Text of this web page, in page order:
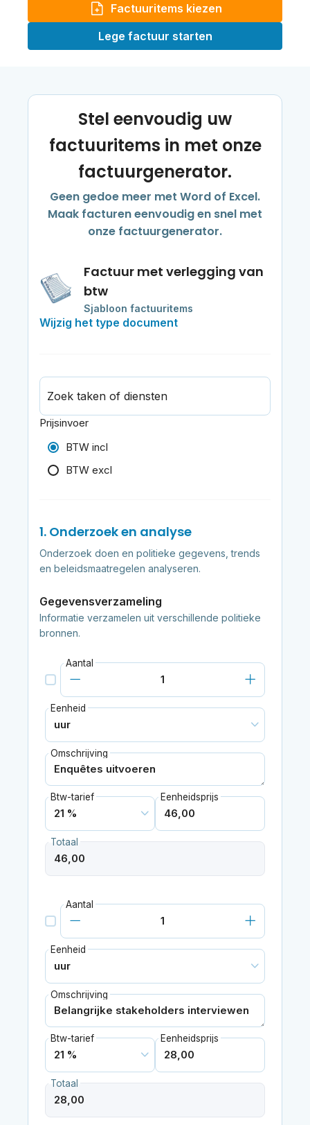
Factuuritems kiezen
Lege factuur starten
Stel eenvoudig uw
factuuritems in met onze
factuurgenerator.
Geen gedoe meer met Word of Excel.
Maak facturen eenvoudig en snel met
onze factuurgenerator.
Factuur met verlegging van
btw
Sjabloon factuuritems
Wijzig het type document
Zoek taken of diensten
Prijsinvoer
BTW incl
BTW excl
1. Onderzoek en analyse
Onderzoek doen en politieke gegevens, trends
en beleidsmaatregelen analyseren.
Gegevensverzameling
Informatie verzamelen uit verschillende politieke
bronnen.
Aantal
Eenheid
Omschrijving
Btw-tarief Eenheidsprijs
Totaal
Aantal
Eenheid
Omschrijving
Btw-tarief Eenheidsprijs
Totaal